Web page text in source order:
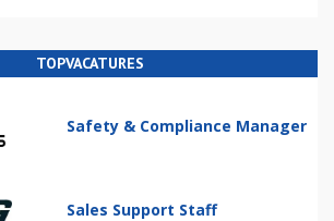
TOPVACATURES
Safety & Compliance Manager
Sales Support Staff